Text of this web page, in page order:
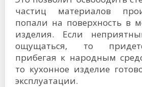
частиц материалов
попали на поверхность в
изделия. Если
ощущаться, то
прибегая к народным
то кухонное изделие
эксплуатации.